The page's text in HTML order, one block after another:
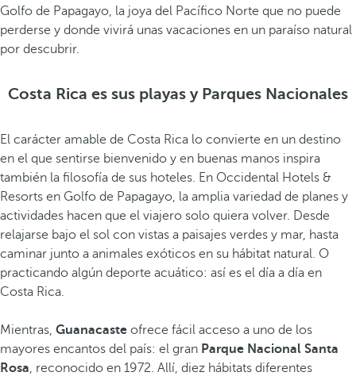
Golfo de Papagayo, la joya del Pacífico Norte que no puede
perderse y donde vivirá unas vacaciones en un paraíso natural
por descubrir.
Costa Rica es sus playas y Parques Nacionales
El carácter amable de Costa Rica lo convierte en un destino
en el que sentirse bienvenido y en buenas manos inspira
también la filosofía de sus hoteles. En Occidental Hotels &
Resorts en Golfo de Papagayo, la amplia variedad de planes y
actividades hacen que el viajero solo quiera volver. Desde
relajarse bajo el sol con vistas a paisajes verdes y mar, hasta
caminar junto a animales exóticos en su hábitat natural. O
practicando algún deporte acuático: así es el día a día en
Costa Rica.
Mientras, Guanacaste ofrece fácil acceso a uno de los
mayores encantos del país: el gran Parque Nacional Santa
Rosa, reconocido en 1972. Allí, diez hábitats diferentes